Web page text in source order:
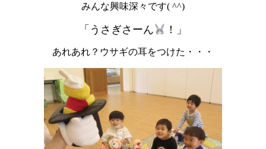
みんな興味深々です( ^^)
「うさぎさーん ！」
あれあれ？ウサギの耳をつけた・・・